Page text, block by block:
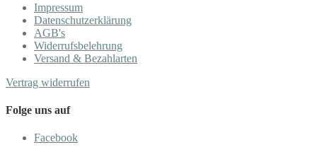
Impressum
Datenschutzerklärung
AGB's
Widerrufsbelehrung
Versand & Bezahlarten
Vertrag widerrufen
Folge uns auf
Facebook